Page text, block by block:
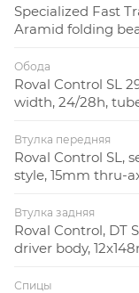
Specialized Fast
Aramid folding
Обода
Roval Control SL
width, 24/28h,
Втулка передняя
Roval Control SL,
style, 15mm thru-
Втулка задняя
Roval Control, DT
driver body,
Спицы